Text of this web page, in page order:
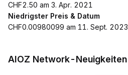
CHF2.50 am 3. Apr. 2021
Niedrigster Preis & Datum
CHF0.00980099 am 11. Sept. 2023
AIOZ Network-Neuigkeiten